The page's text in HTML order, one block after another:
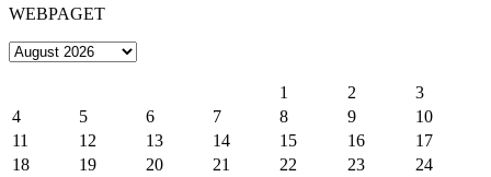
WEBPAGET
1 2
3
4
5 6 7 8 9
10
11
12 13 14 15 16
17
18
19 20 21 22 23
24